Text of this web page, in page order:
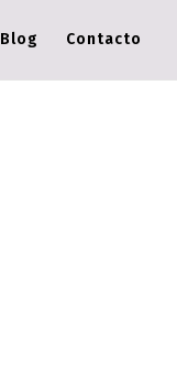
Blog Contacto